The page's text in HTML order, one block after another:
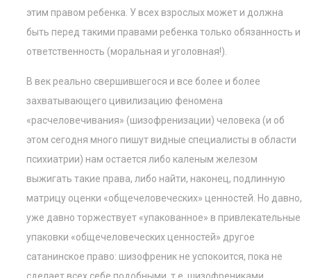
этим правом ребенка. У всех взрослых может и должна
быть перед такими правами ребенка только обязанность и
ответственность (моральная и уголовная!).
В век реально свершившегося и все более и более
захватывающего цивилизацию феномена
«расчеловечивания» (шизофренизации) человека (и об
этом сегодня много пишут видные специалисты в области
психиатрии) нам остается либо каленым железом
выжигать такие права, либо найти, наконец, подлинную
матрицу оценки «общечеловеческих» ценностей. Но давно,
уже давно торжествует «упакованное» в привлекательные
упаковки «общечеловеческих ценностей» другое
сатанинское право: шизофреник не успокоится, пока не